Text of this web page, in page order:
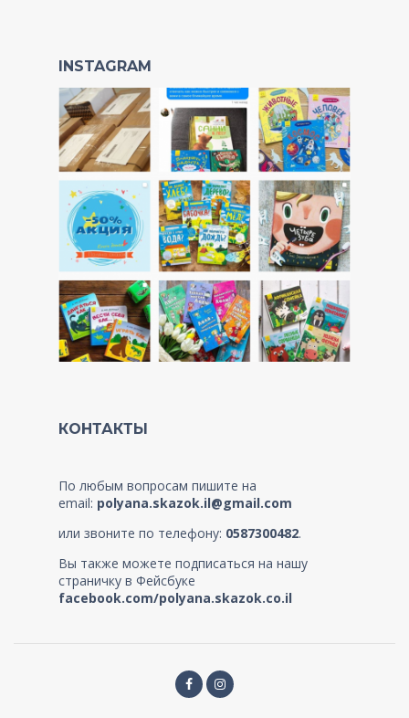
INSTAGRAM
КОНТАКТЫ
По любым вопросам пишите на
email: polyana.skazok.il@gmail.com
или звоните по телефону: 0587300482.
Вы также можете подписаться на нашу
страничку в Фейсбуке
facebook.com/polyana.skazok.co.il